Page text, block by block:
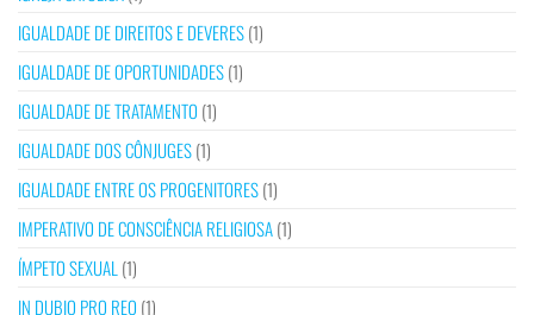
IGUALDADE DE DIREITOS E DEVERES(1)
IGUALDADE DE OPORTUNIDADES(1)
IGUALDADE DE TRATAMENTO (1)
IGUALDADE DOS CÔNJUGES(1)
IGUALDADE ENTRE OS PROGENITORES(1)
IMPERATIVO DE CONSCIÊNCIA RELIGIOSA(1)
ÍMPETO SEXUAL (1)
IN DUBIO PRO REO (1)